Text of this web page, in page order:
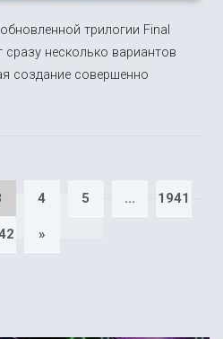
трилогии Final
несколько вариантов
создание совершенно
4 5 ... 1941
»